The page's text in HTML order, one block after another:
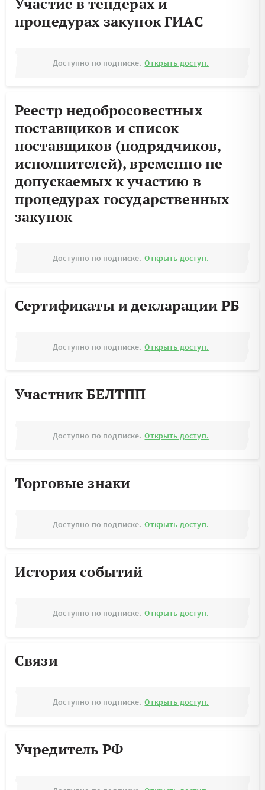
процедурах закупок ГИАС
Доступно по подписке. Открыть доступ.
Реестр недобросовестных
поставщиков и список
поставщиков (подрядчиков,
исполнителей), временно не
допускаемых к участию в
процедурах государственных
закупок
Доступно по подписке. Открыть доступ.
Сертификаты и декларации РБ
Доступно по подписке. Открыть доступ.
Участник БЕЛТПП
Доступно по подписке. Открыть доступ.
Торговые знаки
Доступно по подписке. Открыть доступ.
История событий
Доступно по подписке. Открыть доступ.
Связи
Доступно по подписке. Открыть доступ.
Учредитель РФ